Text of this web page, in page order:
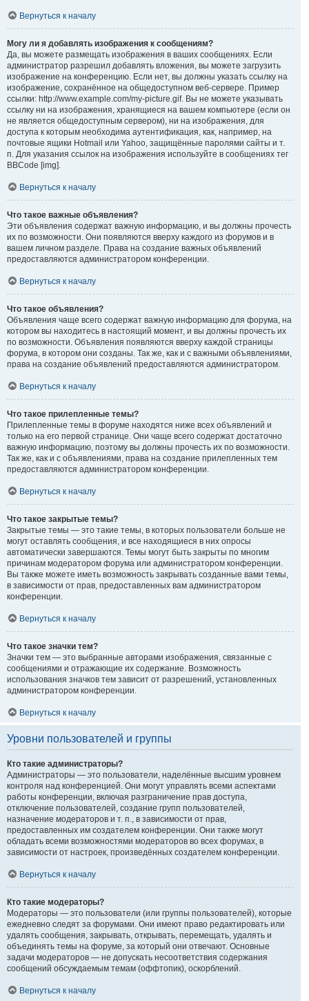
Вернуться к началу
Могу ли я добавлять изображения к сообщениям?
Да, вы можете размещать изображения в ваших сообщениях. Если
администратор разрешил добавлять вложения, вы можете загрузить
изображение на конференцию. Если нет, вы должны указать ссылку на
изображение, сохранённое на общедоступном веб-сервере. Пример
ссылки: http://www.example.com/my-picture.gif. Вы не можете указывать
ссылку ни на изображения, хранящиеся на вашем компьютере (если он
не является общедоступным сервером), ни на изображения, для
доступа к которым необходима аутентификация, как, например, на
почтовые ящики Hotmail или Yahoo, защищённые паролями сайты и т.
п. Для указания ссылок на изображения используйте в сообщениях тег
BBCode [img].
Вернуться к началу
Что такое важные объявления?
Эти объявления содержат важную информацию, и вы должны прочесть
их по возможности. Они появляются вверху каждого из форумов и в
вашем личном разделе. Права на создание важных объявлений
предоставляются администратором конференции.
Вернуться к началу
Что такое объявления?
Объявления чаще всего содержат важную информацию для форума, на
котором вы находитесь в настоящий момент, и вы должны прочесть их
по возможности. Объявления появляются вверху каждой страницы
форума, в котором они созданы. Так же, как и с важными объявлениями,
права на создание объявлений предоставляются администратором.
Вернуться к началу
Что такое прилепленные темы?
Прилепленные темы в форуме находятся ниже всех объявлений и
только на его первой странице. Они чаще всего содержат достаточно
важную информацию, поэтому вы должны прочесть их по возможности.
Так же, как и с объявлениями, права на создание прилепленных тем
предоставляются администратором конференции.
Вернуться к началу
Что такое закрытые темы?
Закрытые темы — это такие темы, в которых пользователи больше не
могут оставлять сообщения, и все находящиеся в них опросы
автоматически завершаются. Темы могут быть закрыты по многим
причинам модератором форума или администратором конференции.
Вы также можете иметь возможность закрывать созданные вами темы,
в зависимости от прав, предоставленных вам администратором
конференции.
Вернуться к началу
Что такое значки тем?
Значки тем — это выбранные авторами изображения, связанные с
сообщениями и отражающие их содержание. Возможность
использования значков тем зависит от разрешений, установленных
администратором конференции.
Вернуться к началу
Уровни пользователей и группы
Кто такие администраторы?
Администраторы — это пользователи, наделённые высшим уровнем
контроля над конференцией. Они могут управлять всеми аспектами
работы конференции, включая разграничение прав доступа,
отключение пользователей, создание групп пользователей,
назначение модераторов и т. п., в зависимости от прав,
предоставленных им создателем конференции. Они также могут
обладать всеми возможностями модераторов во всех форумах, в
зависимости от настроек, произведённых создателем конференции.
Вернуться к началу
Кто такие модераторы?
Модераторы — это пользователи (или группы пользователей), которые
ежедневно следят за форумами. Они имеют право редактировать или
удалять сообщения, закрывать, открывать, перемещать, удалять и
объединять темы на форуме, за который они отвечают. Основные
задачи модераторов — не допускать несоответствия содержания
сообщений обсуждаемым темам (оффтопик), оскорблений.
Вернуться к началу